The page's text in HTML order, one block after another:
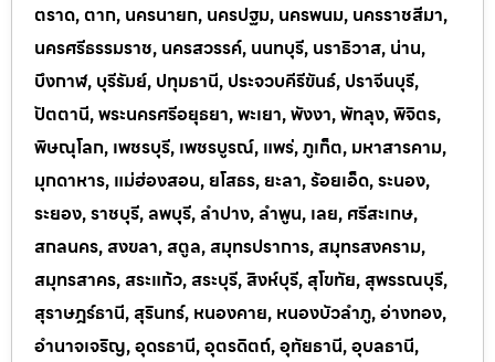
ตราด, ตาก, นครนายก, นครปฐม, นครพนม, นครราชสีมา,
นครศรีธรรมราช, นครสวรรค์, นนทบุรี, นราธิวาส, น่าน,
บึงกาฬ, บุรีรัมย์, ปทุมธานี, ประจวบคีรีขันธ์, ปราจีนบุรี,
ปัตตานี, พระนครศรีอยุธยา, พะเยา, พังงา, พัทลุง, พิจิตร,
พิษณุโลก, เพชรบุรี, เพชรบูรณ์, แพร่, ภูเก็ต, มหาสารคาม,
มุกดาหาร, แม่ฮ่องสอน, ยโสธร, ยะลา, ร้อยเอ็ด, ระนอง,
ระยอง, ราชบุรี, ลพบุรี, ลำปาง, ลำพูน, เลย, ศรีสะเกษ,
สกลนคร, สงขลา, สตูล, สมุทรปราการ, สมุทรสงคราม,
สมุทรสาคร, สระแก้ว, สระบุรี, สิงห์บุรี, สุโขทัย, สุพรรณบุรี,
สุราษฎร์ธานี, สุรินทร์, หนองคาย, หนองบัวลำภู, อ่างทอง,
อำนาจเจริญ, อุดรธานี, อุตรดิตถ์, อุทัยธานี, อุบลธานี,